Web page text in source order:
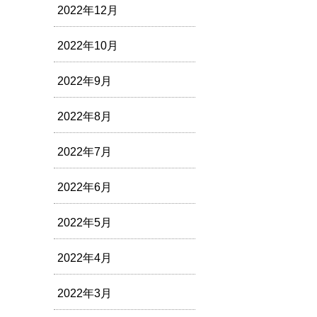
2022年12月
2022年10月
2022年9月
2022年8月
2022年7月
2022年6月
2022年5月
2022年4月
2022年3月